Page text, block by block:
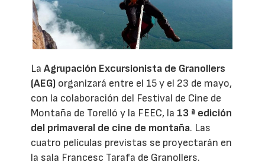
LaAgrupación Excursionista de Granollers
(AEG) organizará entre el 15 y el 23 de mayo,
con la colaboración del Festival de Cine de
Montaña de Torelló y la FEEC, la 13 ª edición
del primaveral de cine de montaña. Las
cuatro películas previstas se proyectarán en
la sala Francesc Tarafa de Granollers.